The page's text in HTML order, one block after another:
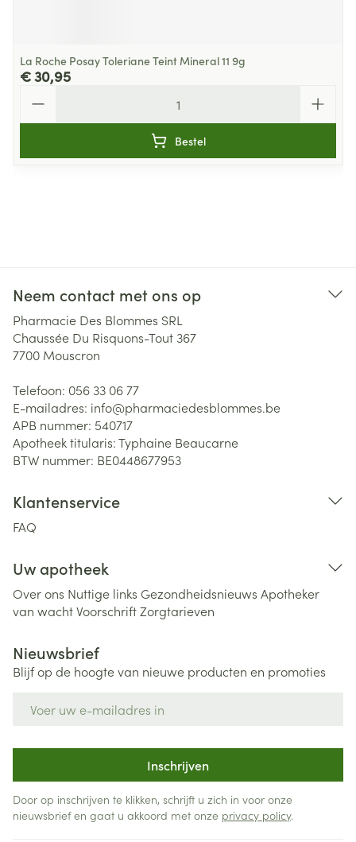
La Roche Posay Toleriane Teint Mineral 11 9g
€ 30,95
Bestel
Neem contact met ons op
Pharmacie Des Blommes SRL
Chaussée Du Risquons-Tout 367
7700 Mouscron
Telefoon: 056 33 06 77
E-mailadres: info@pharmaciedesblommes.be
APB nummer: 540717
Apotheek titularis:Typhaine Beaucarne
BTW nummer: BE0448677953
Klantenservice
FAQ
Uw apotheek
Over ons Nuttige links Gezondheidsnieuws Apotheker
van wachtVoorschriftZorgtarieven
Nieuwsbrief
Blijf op de hoogte van nieuwe producten en promoties
Inschrijven
Door op inschrijven te klikken, schrijft u zich in voor onze
nieuwsbrief en gaat u akkoord met onze privacy policy.